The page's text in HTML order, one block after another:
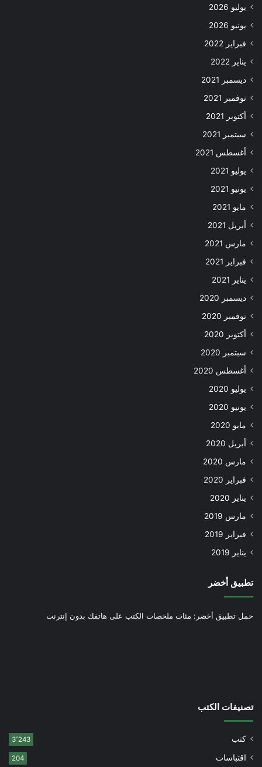
يوليو 2026
يونيو 2026
فبراير 2022
يناير 2022
ديسمبر 2021
نوفمبر 2021
أكتوبر 2021
سبتمبر 2021
أغسطس 2021
يوليو 2021
يونيو 2021
مايو 2021
أبريل 2021
مارس 2021
فبراير 2021
يناير 2021
ديسمبر 2020
نوفمبر 2020
أكتوبر 2020
سبتمبر 2020
أغسطس 2020
يوليو 2020
يونيو 2020
مايو 2020
أبريل 2020
مارس 2020
فبراير 2020
يناير 2020
مارس 2019
فبراير 2019
يناير 2019
تطبيق أخضر
حمل تطبيق أخضر: مئات ملخصات الكتب على هاتفك بدون إنترنت
تصنيفات الكتب
كتب 3٬243
اقتباسات 204